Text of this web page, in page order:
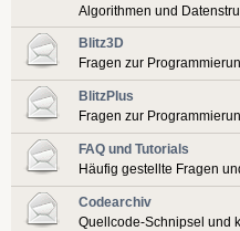
Algorithmen und
Blitz3D
Fragen zur
BlitzPlus
Fragen zur
FAQ und Tutorials
Häufig gestellte Fragen
Codearchiv
Quellcode-Schnipsel und